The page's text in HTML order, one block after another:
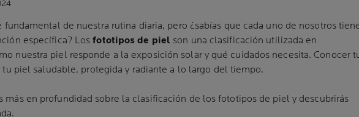
de nuestra rutina diaria, pero ¿sabías que cada uno de nosotros
específica? Los fototipos de piel son una clasificación utilizada en
nuestra piel responde a la exposición solar y qué cuidados necesita. Conocer
piel saludable, protegida y radiante a lo largo del tiempo.
más en profundidad sobre la clasificación de los fototipos de piel y descubrirás